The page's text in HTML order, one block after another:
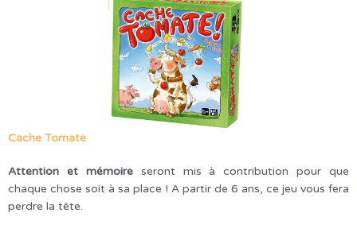
Cache Tomate
Attention et mémoireseront mis à contribution pour que
chaque chose soit à sa place ! A partir de 6 ans, ce jeu vous fera
perdre la tête.